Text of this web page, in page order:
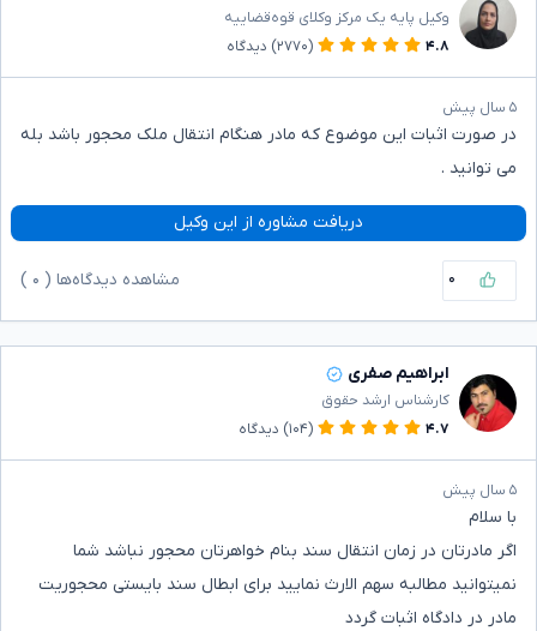
وکیل پایه یک مرکز وکلای قوه‌قضاییه
۴.۸
(۲۷۷۰) دیدگاه
۵ سال پیش
در صورت اثبات این موضوع که مادر هنگام انتقال ملک محجور باشد بله
می توانید .
دریافت مشاوره از این وکیل
۰ مشاهده دیدگاه‌ها ( ۰
ابراهیم صفری
کارشناس ارشد حقوق
۴.۷
(۱۰۴) دیدگاه
۵ سال پیش
با سلام
اگر مادرتان در زمان انتقال سند بنام خواهرتان محجور نباشد شما
نمیتوانید مطالبه سهم الارث نمایید برای ابطال سند بایستی محجوریت
مادر در دادگاه اثبات گردد